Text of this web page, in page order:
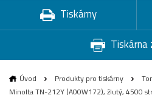
Tiskárny
Tiskárna
Úvod Produkty pro tiskárny
Minolta TN-212Y (A00W172), žlutý, 4500